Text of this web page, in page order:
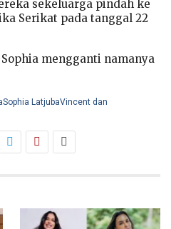
sekeluarga pindah ke
Serikat pada tanggal 22
mengganti namanya
Sophia LatjubaVincent dan